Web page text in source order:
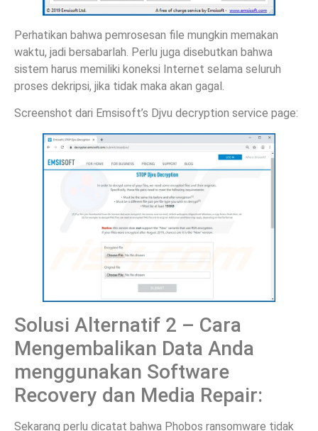
Perhatikan bahwa pemrosesan file mungkin memakan
waktu, jadi bersabarlah. Perlu juga disebutkan bahwa
sistem harus memiliki koneksi Internet selama seluruh
proses dekripsi, jika tidak maka akan gagal.
Screenshot dari Emsisoft’s Djvu decryption service page:
Solusi Alternatif 2 – Cara
Mengembalikan Data Anda
menggunakan Software
Recovery dan Media Repair:
Sekarang perlu dicatat bahwa Phobos ransomware tidak